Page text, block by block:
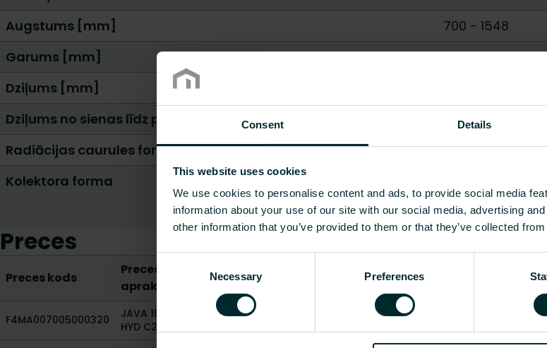
Consent Details
This website uses cookies
We use cookies to personalise content and ads, to provide social media
information about your use of our site with our social media, advertising
other information that you’ve provided to them or that they’ve collected
Selection
Necessary Preferences
Augstums [mm]
700 - 1548
Garums [mm]
400-500
Dziļums [mm]
Dziļums no sienas līdz priekšējai pusei [mm]
106 - 121
Radiācijas caurules forma
Ovāls
Kolektora forma
Rādīt visu
Preces
Preces kods
Preces
apraksts
Siltuma emisija saskaņā ar EN
442 20 °C - 55/45 [W]
Garums
F4MA007005000320
JAVA 10T050
HYD C2 R9016
191